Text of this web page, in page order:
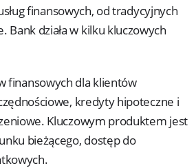
finansowych, od tradycyjnych
działa w kilku kluczowych
finansowych dla klientów
kredyty hipoteczne i
Kluczowym produktem jest
bieżącego, dostęp do